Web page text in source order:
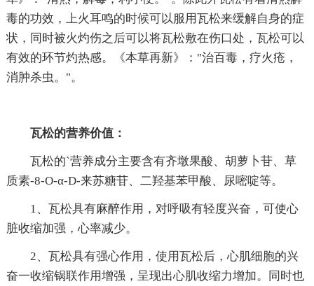
毒的功效，上火耳鸣的时候可以服用瓦松来缓解自身的症
状，同时被火灼伤之后可以将瓦松敷在伤口处，瓦松可以
有效的环节灼热感。《本草再新》："治百毒，疗火疮，
消肿杀虫。"。
瓦松的营养价值：
瓦松的`营养成分主要含有齐墩果酸、胡萝卜苷、草
质素-8-O-α-D-来苏糖苷、二羟基苯甲酸、尿嘧啶等。
1、瓦松具有麻醉作用，对呼吸有轻度兴奋，可使心
脏收缩加强，心率减少。
2、瓦松具有强心作用，使用瓦松后，心肌细胞的兴
奋一收缩锅联作用增强，呈现出心肌收缩力增加。同时也